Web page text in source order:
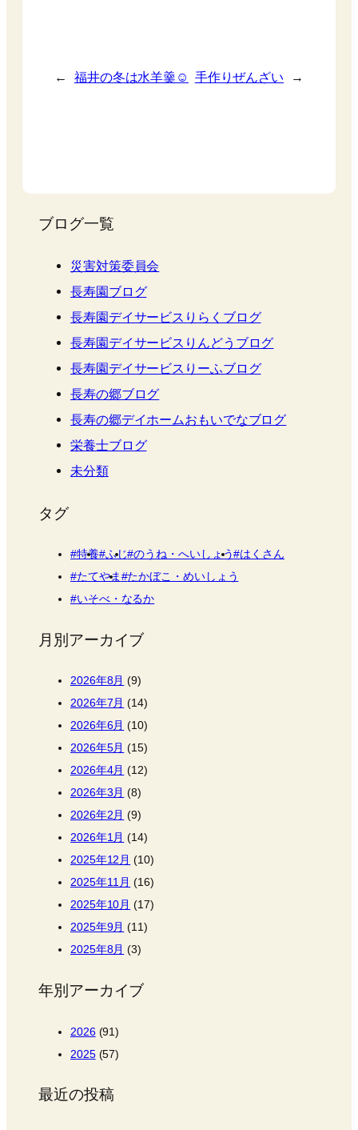
← 福井の冬は水羊羹☺️ 手作りぜんざい →
ブログ一覧
災害対策委員会
長寿園ブログ
長寿園デイサービスりらくブログ
長寿園デイサービスりんどうブログ
長寿園デイサービスりーふブログ
長寿の郷ブログ
長寿の郷デイホームおもいでなブログ
栄養士ブログ
未分類
タグ
特養 ふじ のうね・へいしょう はくさん
たてやま
たかぼこ・めいしょう
いそべ・なるか
月別アーカイブ
2026年8月 (9)
2026年7月 (14)
2026年6月 (10)
2026年5月 (15)
2026年4月 (12)
2026年3月 (8)
2026年2月 (9)
2026年1月 (14)
2025年12月 (10)
2025年11月 (16)
2025年10月 (17)
2025年9月 (11)
2025年8月 (3)
年別アーカイブ
2026(91)
2025(57)
最近の投稿